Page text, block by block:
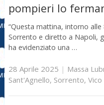
pompieri lo
“Questa mattina, intorno
Sorrento e diretto a Napoli,
ha evidenziato una …
28 Aprile 2025 | Massa
Sant'Agnello, Sorrento,